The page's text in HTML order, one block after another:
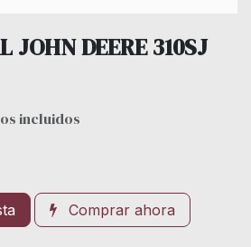
JOHN DEERE 310SJ
incluidos
Comprar ahora